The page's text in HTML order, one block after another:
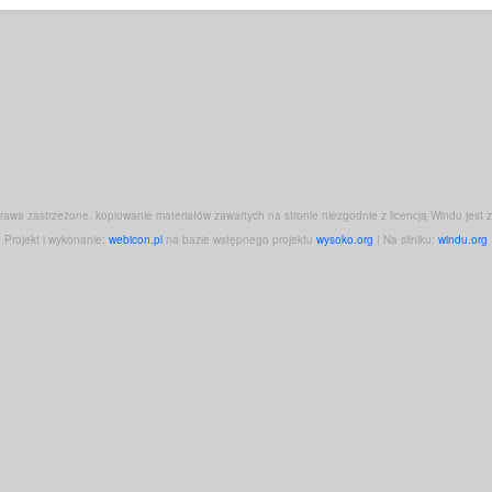
zastrzeżone, kopiowanie materiałów zawartych na stronie niezgodnie z licencją Windu jest
Projekt i wykonanie: webicon.pl na bazie wstępnego projektu wysoko.org | Na silniku: windu.org